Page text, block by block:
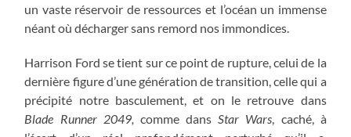
un vaste réservoir de ressources et l’océan un immense
néant où décharger sans remord nos immondices.
Harrison Ford se tient sur ce point de rupture, celui de la
dernière figure d’une génération de transition, celle qui a
précipité notre basculement, et on le retrouve dans
Blade Runner 2049, comme dans Star Wars , caché, à